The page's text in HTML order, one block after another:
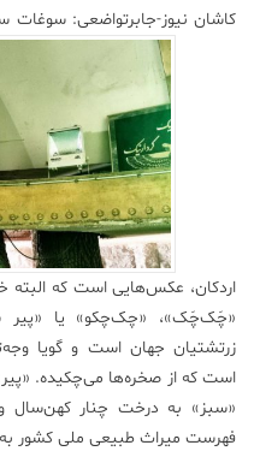
هنر
و
فناوری
عکس
کاشان نیوز-جابرتواضعی:سوغات
اردکان، عکس‌هایی است که البته
«چَک‌چَک»، «چک‌چکو» یا «پیر
زرتشتیان جهان است و گویا
است که از صخره‌ها می‌چکیده.
«سبز» به درخت چنار کهن‌سال و
فهرست میراث طبیعی ملی کشور